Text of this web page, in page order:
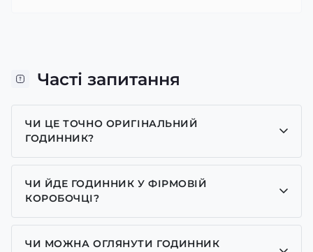
Часті запитання
ЧИ ЦЕ ТОЧНО ОРИГІНАЛЬНИЙ
ГОДИННИК?
Так, усі годинники у нас лише оригінальні, ми є
представником багатьох брендів.
ЧИ ЙДЕ ГОДИННИК У ФІРМОВІЙ
КОРОБОЧЦІ?
Для годинників бренду Casio, Pagani Design,
GUARDO та GOODYEAR додаємо фірмові
ЧИ МОЖНА ОГЛЯНУТИ ГОДИННИК